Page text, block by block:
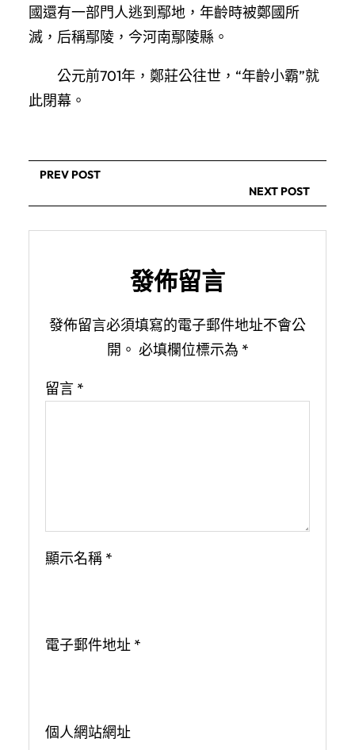
國還有一部門人逃到鄢地，年齡時被鄭國所
滅，后稱鄢陵，今河南鄢陵縣。
公元前701年，鄭莊公往世，“年齡小霸”就
此閉幕。
PREV POST
NEXT POST
發佈留言
發佈留言必須填寫的電子郵件地址不會公
開。 必填欄位標示為 *
留言 *
顯示名稱 *
電子郵件地址 *
個人網站網址